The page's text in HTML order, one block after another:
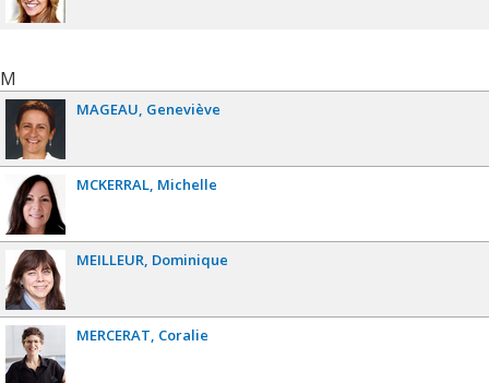
M
MAGEAU Geneviève
MCKERRAL Michelle
MEILLEUR Dominique
MERCERAT Coralie